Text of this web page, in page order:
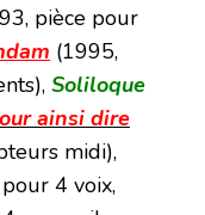
pièce pour
(1995,
Soliloque
our ainsi dire
midi),
4 voix,